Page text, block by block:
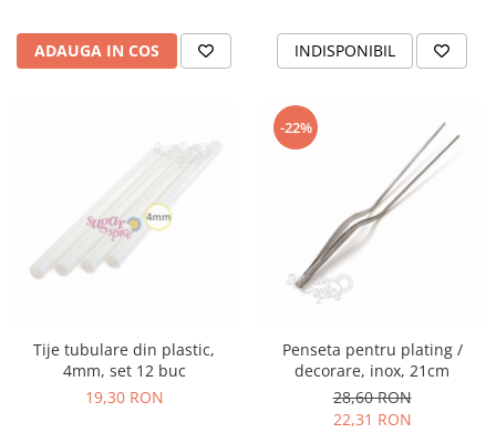
ADAUGA IN COS INDISPONIBIL
Tije tubulare din plastic,
4mm, set 12 buc
19,30 RON
-22%
Penseta pentru plating /
decorare, inox, 21cm
28,60 RON
22,31 RON